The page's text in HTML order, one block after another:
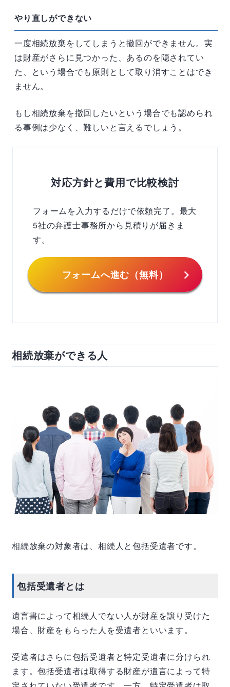
やり直しができない
一度相続放棄をしてしまうと撤回ができません。実
は財産がさらに見つかった、あるのを隠されてい
た、という場合でも原則として取り消すことはでき
ません。
もし相続放棄を撤回したいという場合でも認められ
る事例は少なく、難しいと言えるでしょう。
対応方針と費用で比較検討
フォームを入力するだけで依頼完了。最大
5社の弁護士事務所から見積りが届きま
す。
フォームへ進む（無料） chevron_right
相続放棄ができる人
相続放棄の対象者は、相続人と包括受遺者です。
包括受遺者とは
遺言書によって相続人でない人が財産を譲り受けた
場合、財産をもらった人を受遺者といいます。
受遺者はさらに包括受遺者と特定受遺者に分けられ
ます。包括受遺者は取得する財産が遺言によって特